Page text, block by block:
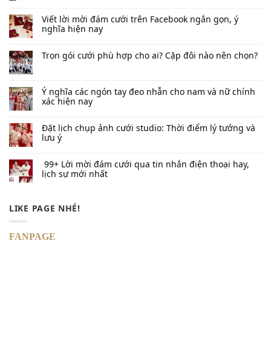
Viết lời mời đám cưới trên Facebook​ ngắn gọn, ý
nghĩa hiện nay
Trọn gói cưới phù hợp cho ai? Cặp đôi nào nên chọn?
Ý nghĩa các ngón tay đeo nhẫn cho nam và nữ chính
xác hiện nay
Đặt lịch chụp ảnh cưới studio: Thời điểm lý tưởng và
lưu ý
99+ Lời mời đám cưới qua tin nhắn​ điện thoại hay,
lịch sự mới nhất
LIKE PAGE NHÉ!
FANPAGE